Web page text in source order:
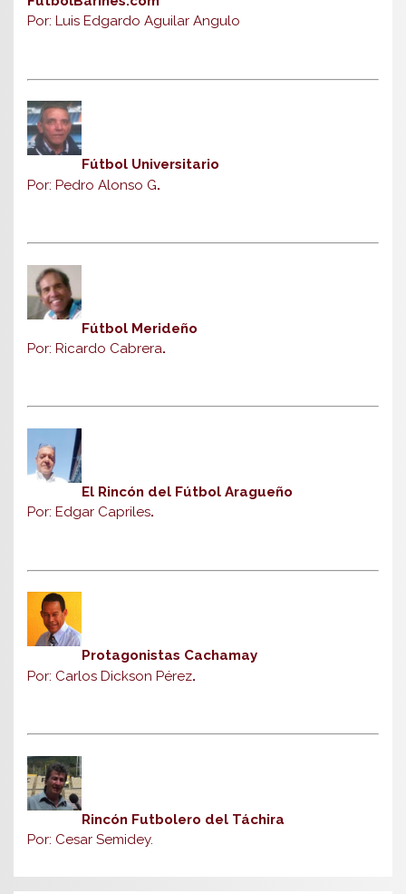
Por: Luis Edgardo Aguilar Angulo
Fútbol Universitario
Por: Pedro Alonso G.
Fútbol Merideño
Por: Ricardo Cabrera.
El Rincón del Fútbol Aragueño
Por: Edgar Capriles.
Protagonistas Cachamay
Por: Carlos Dickson Pérez.
Rincón Futbolero del Táchira
Por: Cesar Semidey.